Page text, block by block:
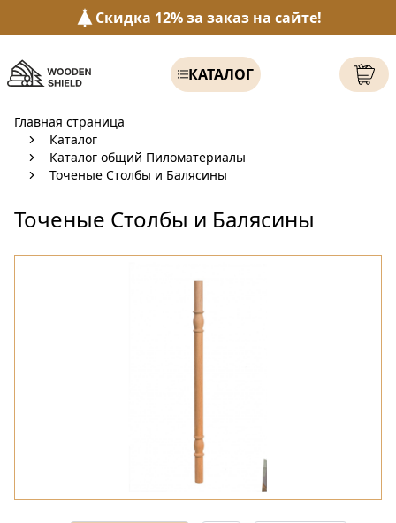
Скидка 12% за заказ на сайте!
КАТАЛОГ
Главная страница
Каталог
Каталог общий Пиломатериалы
Точеные Столбы и Балясины
Точеные Столбы и Балясины